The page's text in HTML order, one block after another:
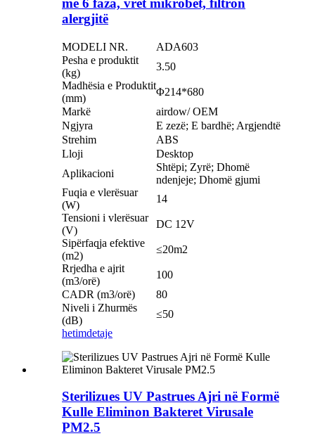
me 6 faza, vret mikrobet, filtron
alergjitë
MODELI NR.
ADA603
Pesha e produktit
(kg)
3.50
Madhësia e Produktit
(mm)
Φ214*680
Markë
airdow/ OEM
Ngjyra
E zezë; E bardhë; Argjendtë
Strehim
ABS
Lloji
Desktop
Aplikacioni
Shtëpi; Zyrë; Dhomë
ndenjeje; Dhomë gjumi
Fuqia e vlerësuar
(W)
14
Tensioni i vlerësuar
(V)
DC 12V
Sipërfaqja efektive
(m2)
≤20m2
Rrjedha e ajrit
(m3/orë)
100
CADR (m3/orë)
80
Niveli i Zhurmës
(dB)
≤50
hetimdetaje
Sterilizues UV Pastrues Ajri në Formë
Kulle Eliminon Bakteret Virusale
PM2.5